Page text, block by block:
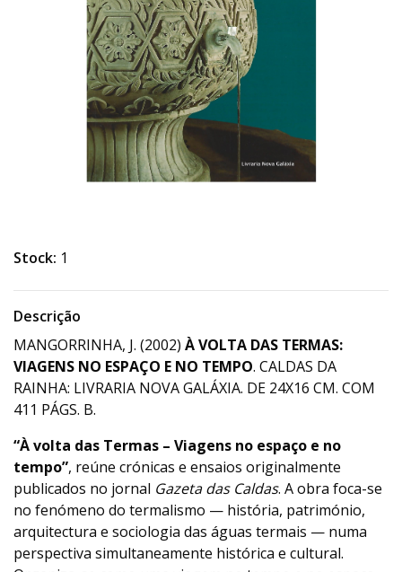
Stock: 1
Descrição
MANGORRINHA, J. (2002) À VOLTA DAS TERMAS:
VIAGENS NO ESPAÇO E NO TEMPO. CALDAS DA
RAINHA: LIVRARIA NOVA GALÁXIA. DE 24X16 CM. COM
411 PÁGS. B.
“À volta das Termas – Viagens no espaço e no
tempo”, reúne crónicas e ensaios originalmente
publicados no jornal Gazeta das Caldas. A obra foca-se
no fenómeno do termalismo — história, património,
arquitectura e sociologia das águas termais — numa
perspectiva simultaneamente histórica e cultural.